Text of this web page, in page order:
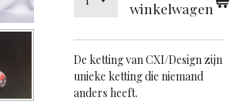
winkelwagen
De ketting van CXI/Designzijn
unieke ketting die niemand
anders heeft.